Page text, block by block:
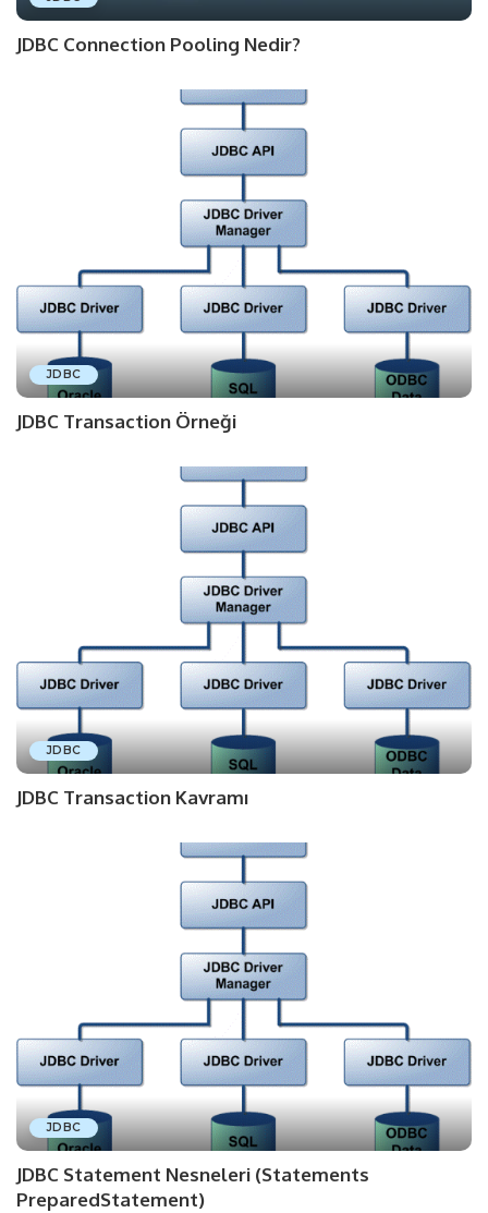
JDBC Connection Pooling Nedir?
JDBC
JDBC Transaction Örneği
JDBC
JDBC Transaction Kavramı
JDBC
JDBC Statement Nesneleri (Statements
PreparedStatement)